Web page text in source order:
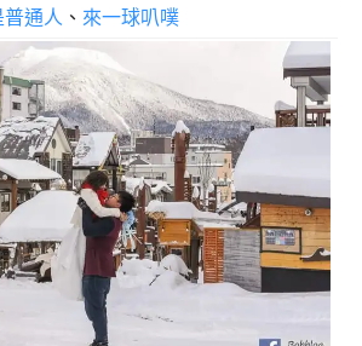
通人 、 來一球叭噗